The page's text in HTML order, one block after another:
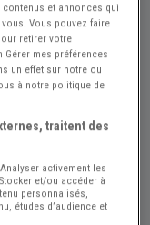
(70400)
et annonces qui
Vous pouvez faire
retirer votre
mes préférences
un effet sur notre ou
à notre politique de
traitent des
activement les
et/ou accéder à
personnalisés,
études d’audience et